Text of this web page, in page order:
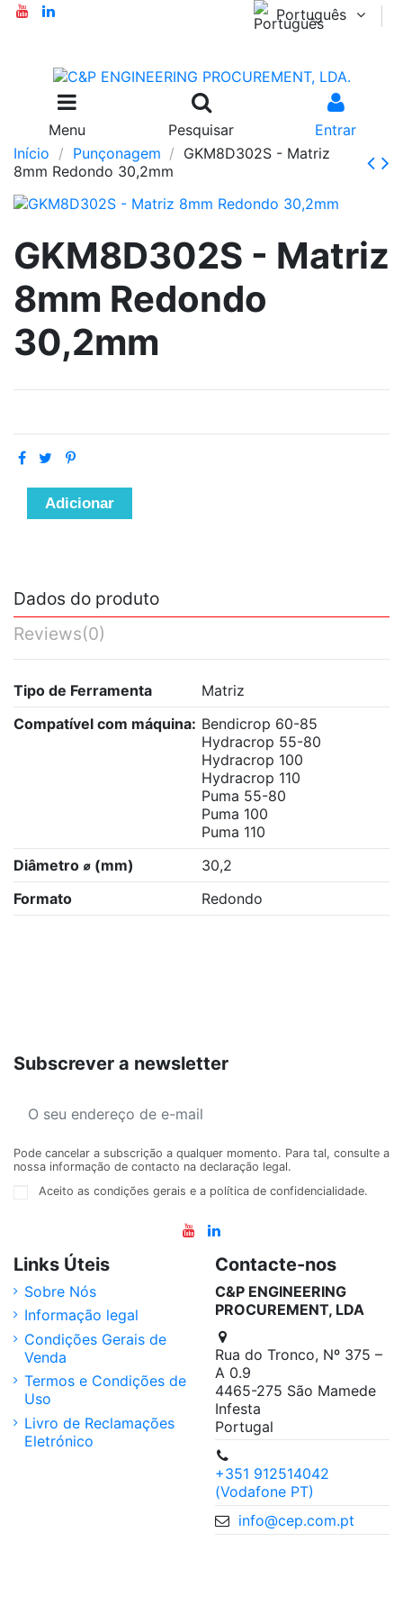
Português
Menu Pesquisar
Entrar
Início
Punçonagem
GKM8D302S - Matriz
8mm Redondo 30,2mm
GKM8D302S - Matriz
8mm Redondo
30,2mm
Adicionar
Dados do produto
Reviews(0)
Tipo de Ferramenta
Matriz
Compatível com máquina: Bendicrop 60-85
Hydracrop 55-80
Hydracrop 100
Hydracrop 110
Puma 55-80
Puma 100
Puma 110
Diâmetro ⌀ (mm)
30,2
Formato
Redondo
Subscrever a newsletter
Pode cancelar a subscrição a qualquer momento. Para tal, consulte a
nossa informação de contacto na declaração legal.
Aceito as condições gerais e a política de confidencialidade.
Links Úteis
Sobre Nós
Informação legal
Condições Gerais de
Venda
Termos e Condições de
Uso
Livro de Reclamações
Eletrónico
Contacte-nos
C&P ENGINEERING
PROCUREMENT, LDA
Rua do Tronco, Nº 375 –
A 0.9
4465-275 São Mamede
Infesta
Portugal
+351 912514042
(Vodafone PT)
info@cep.com.pt